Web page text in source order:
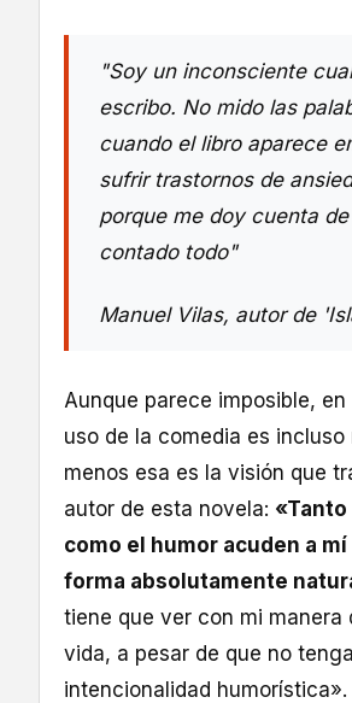
"Soy un inconsciente
escribo. No mido las
cuando el libro aparece
sufrir trastornos de
porque me doy cuenta
contado todo"
Manuel Vilas, autor de
Aunque parece imposible, en
uso de la comedia es incluso
menos esa es la visión que
autor de esta novela:
como el humor acuden a mí
forma absolutamente
tiene que ver con mi manera
vida, a pesar de que no
intencionalidad